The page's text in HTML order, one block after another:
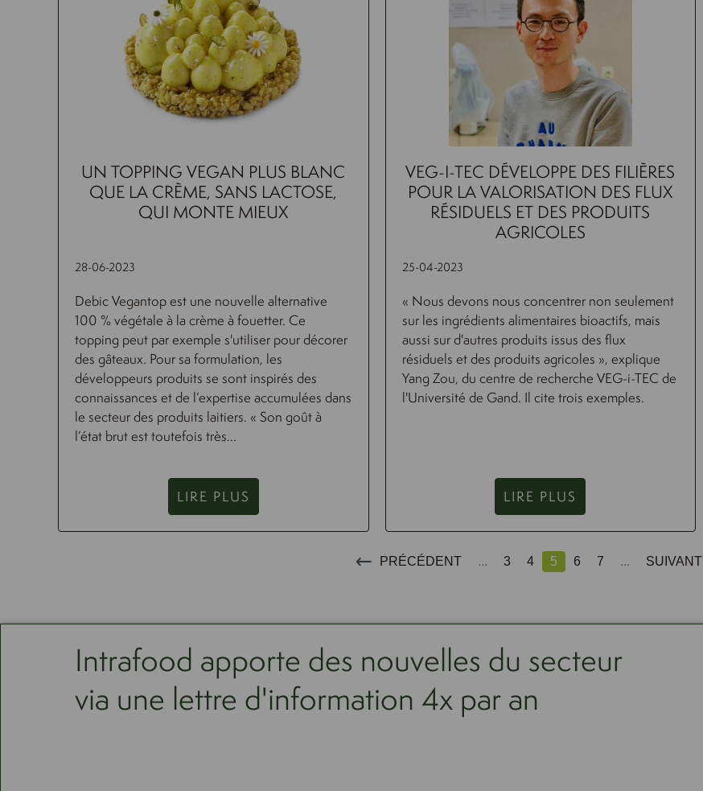
UN TOPPING VEGAN PLUS BLANC
QUE LA CRÈME, SANS LACTOSE,
QUI MONTE MIEUX
28-06-2023
Debic Vegantop est une nouvelle alternative
100 % végétale à la crème à fouetter. Ce
topping peut par exemple s'utiliser pour décorer
des gâteaux. Pour sa formulation, les
développeurs produits se sont inspirés des
connaissances et de l’expertise accumulées dans
le secteur des produits laitiers. « Son goût à
l’état brut est toutefois très...
LIRE PLUS
VEG-I-TEC DÉVELOPPE DES FILIÈRES
POUR LA VALORISATION DES FLUX
RÉSIDUELS ET DES PRODUITS
AGRICOLES
25-04-2023
« Nous devons nous concentrer non seulement
sur les ingrédients alimentaires bioactifs, mais
aussi sur d'autres produits issus des flux
résiduels et des produits agricoles », explique
Yang Zou, du centre de recherche VEG-i-TEC de
l'Université de Gand. Il cite trois exemples.
LIRE PLUS
PRÉCÉDENT ... 3 4 5 6 7 ... SUIVANT
Intrafood apporte des nouvelles du secteur
via une lettre d'information 4x par an